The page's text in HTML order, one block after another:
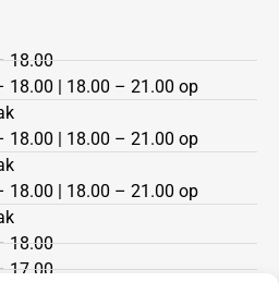
18.00
18.00 | 18.00 – 21.00 op
18.00 | 18.00 – 21.00 op
18.00 | 18.00 – 21.00 op
18.00
17.00